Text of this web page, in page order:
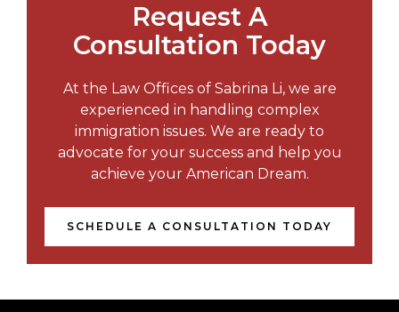
Request A
Consultation Today
At the Law Offices of Sabrina Li, we are
experienced in handling complex
immigration issues. We are ready to
advocate for your success and help you
achieve your American Dream.
SCHEDULE A CONSULTATION TODAY